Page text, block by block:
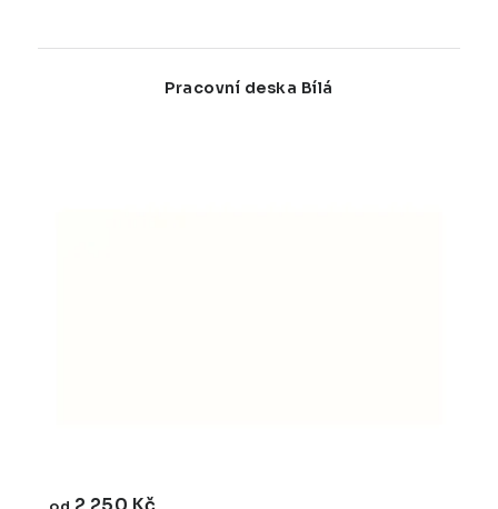
Pracovní deska Bílá